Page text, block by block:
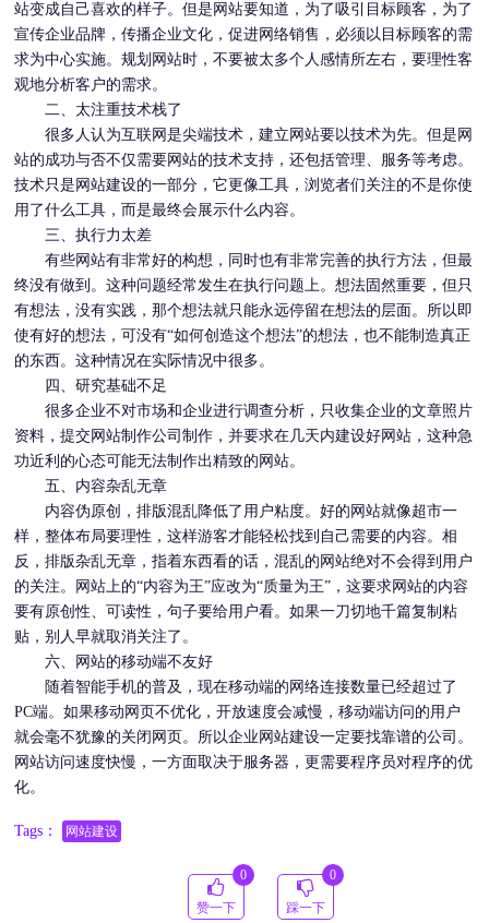
站变成自己喜欢的样子。但是网站要知道，为了吸引目标顾客，为了
宣传企业品牌，传播企业文化，促进网络销售，必须以目标顾客的需
求为中心实施。规划网站时，不要被太多个人感情所左右，要理性客
观地分析客户的需求。
二、太注重技术栈了
很多人认为互联网是尖端技术，建立网站要以技术为先。但是网
站的成功与否不仅需要网站的技术支持，还包括管理、服务等考虑。
技术只是 网站建设的一部分，它更像工具，浏览者们关注的不是你使
用了什么工具，而是最终会展示什么内容。
三、执行力太差
有些网站有非常好的构想，同时也有非常完善的执行方法，但最
终没有做到。这种问题经常发生在执行问题上。想法固然重要，但只
有想法，没有实践，那个想法就只能永远停留在想法的层面。所以即
使有好的想法，可没有“如何创造这个想法”的想法，也不能制造真正
的东西。这种情况在实际情况中很多。
四、研究基础不足
很多企业不对市场和企业进行调查分析，只收集企业的文章照片
资料，提交网站制作公司制作，并要求在几天内建设好网站，这种急
功近利的心态可能无法制作出精致的网站。
五、内容杂乱无章
内容伪原创，排版混乱降低了用户粘度。好的网站就像超市一
样，整体布局要理性，这样游客才能轻松找到自己需要的内容。相
反，排版杂乱无章，指着东西看的话，混乱的网站绝对不会得到用户
的关注。网站上的“内容为王”应改为“质量为王”，这要求网站的内容
要有原创性、可读性，句子要给用户看。如果一刀切地千篇复制粘
贴，别人早就取消关注了。
六、网站的移动端不友好
随着智能手机的普及，现在移动端的网络连接数量已经超过了
PC端。如果移动网页不优化 ，开放速度会减慢，移动端访问的用户
就会毫不犹豫的关闭网页。所以企业 网站建设一定要找靠谱的公司。
网站访问速度快慢，一方面取决于服务器，更需要程序员对程序的优
化。
Tags： 网站建设
赞一下
0
踩一下
0